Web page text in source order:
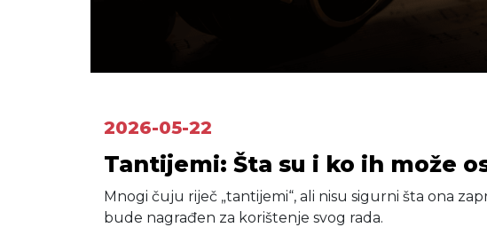
2026-05-22
Tantijemi: Šta su i ko ih može
Mnogi čuju riječ „tantijemi“, ali nisu sigurni šta ona
bude nagrađen za korištenje svog rada.